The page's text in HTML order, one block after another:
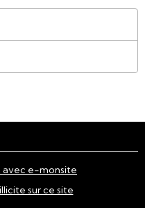
avec e-monsite
sur ce site